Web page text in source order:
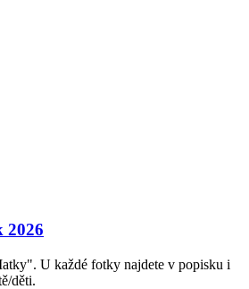
2026
U každé fotky najdete v popisku i
děti.